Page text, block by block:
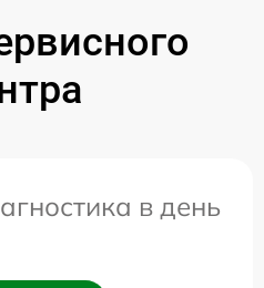
в день